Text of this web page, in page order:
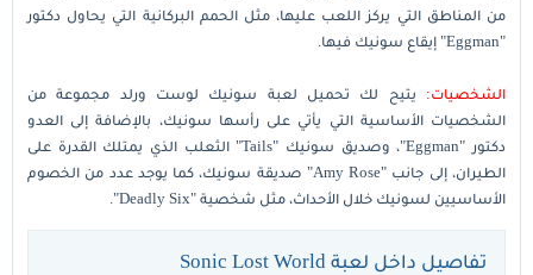
من المناطق التي يركز اللعب عليها، مثل الحمم البركانية التي يحاول دكتور
"Eggman" إيقاع سونيك فيها.
الشخصيات: يتيح لك تحميل لعبة سونيك لوست ورلد مجموعة من
الشخصيات الأساسية التي يأتي على رأسها سونيك، بالإضافة إلى العدو
دكتور "Eggman"، وصديق سونيك "Tails" الثعلب الذي يمتلك القدرة على
الطيران، إلى جانب "Amy Rose" صديقة سونيك، كما يوجد عدد من الخصوم
الأساسيين لسونيك خلال الأحداث، مثل شخصية "Deadly Six".
تفاصيل داخل لعبة Sonic Lost World